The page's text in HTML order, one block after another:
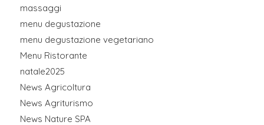
massaggi
menu degustazione
menu degustazione vegetariano
Menu Ristorante
natale2025
News Agricoltura
News Agriturismo
News Nature SPA